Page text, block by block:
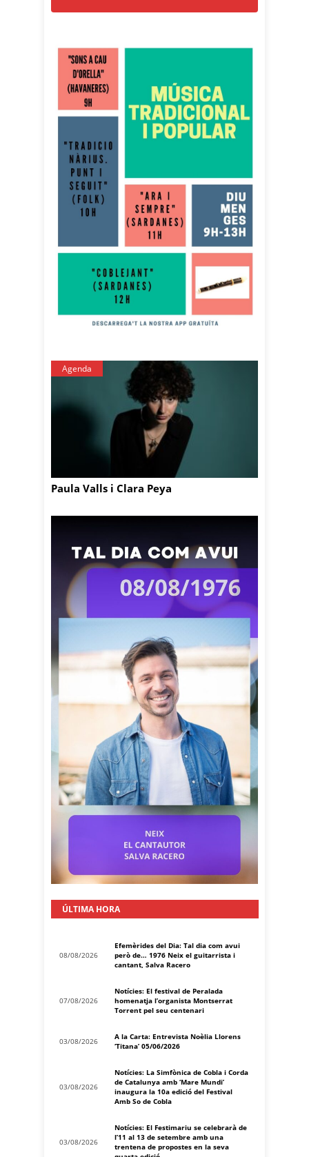
Agenda
Paula Valls i Clara Peya
ÚLTIMA HORA
08/08/2026
Efemèrides del Dia: Tal dia com avui
però de… 1976 Neix el guitarrista i
cantant, Salva Racero
07/08/2026
Notícies: El festival de Peralada
homenatja l’organista Montserrat
Torrent pel seu centenari
03/08/2026
A la Carta: Entrevista Noèlia Llorens
‘Titana’ 05/06/2026
03/08/2026
Notícies: La Simfònica de Cobla i Corda
de Catalunya amb ‘Mare Mundi’
inaugura la 10a edició del Festival
Amb So de Cobla
03/08/2026
Notícies: El Festimariu se celebrarà de
l’11 al 13 de setembre amb una
trentena de propostes en la seva